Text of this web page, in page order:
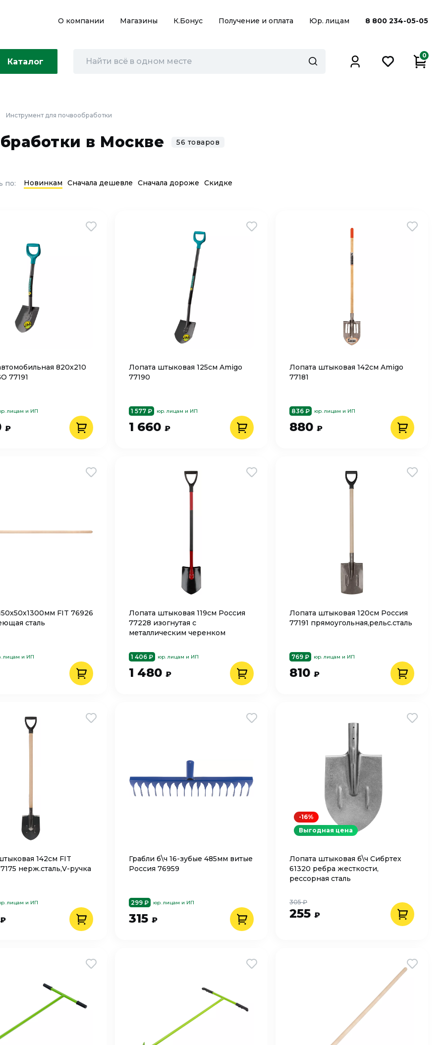
О компании Магазины К.Бонус Получение и оплата Юр. лицам 8 800 234-05-05
Каталог
0
Инструмент для почвообработки
в Москве 56 товаров
по: Новинкам Сначала дешевле Сначала дороже Скидке
820х210
77191
лицам и ИП
₽
Лопата штыковая 125см Amigo
77190
1 577 ₽ юр. лицам и ИП
1 660 ₽
Лопата штыковая 142см Amigo
77181
836 ₽ юр. лицам и ИП
880 ₽
FIT 76926
сталь
лицам и ИП
Лопата штыковая 119см Россия
77228 изогнутая с
металлическим черенком
1 406 ₽ юр. лицам и ИП
1 480 ₽
Лопата штыковая 120см Россия
77191 прямоугольная,рельс.сталь
769 ₽ юр. лицам и ИП
810 ₽
142см FIT
нерж.сталь,V-ручка
лицам и ИП
₽
Грабли б\ч 16-зубые 485мм витые
Россия 76959
299 ₽ юр. лицам и ИП
315 ₽
Лопата штыковая б\ч Сибртех
61320 ребра жесткости,
рессорная сталь
255 ₽
305 ₽
-16%
Выгодная цена